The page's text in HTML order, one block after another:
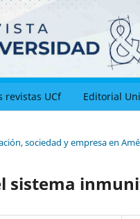
revistas UCf Editorial
sociedad y empresa en
sistema